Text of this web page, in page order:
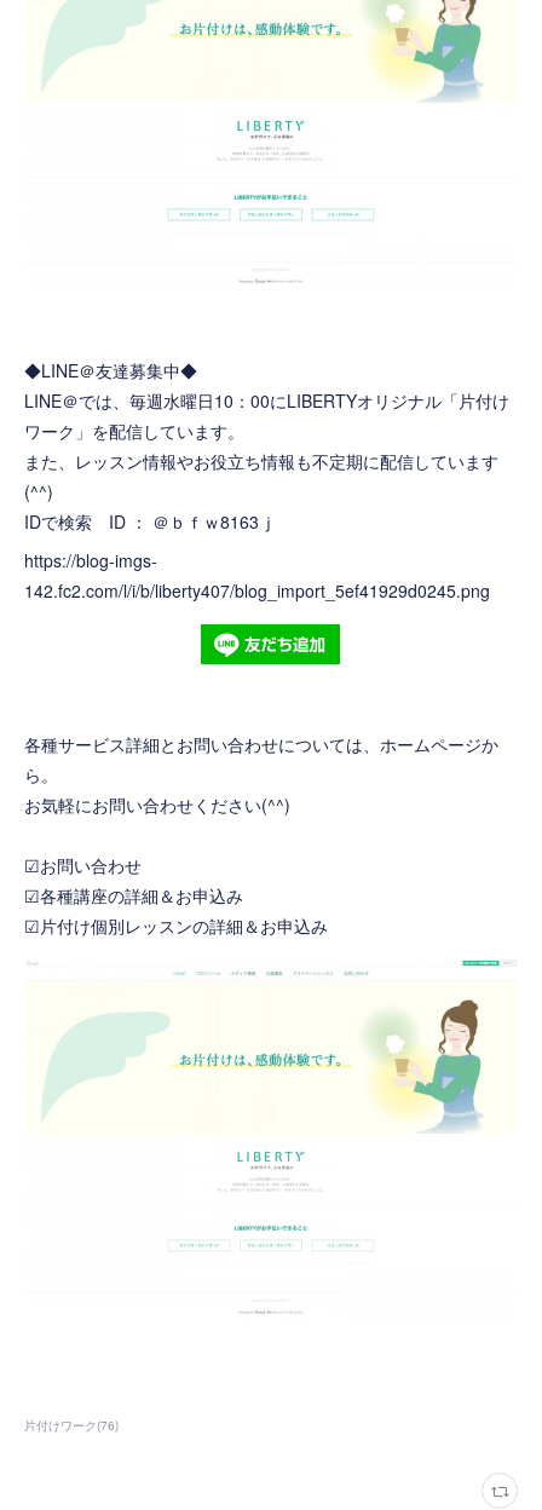
◆LINE＠友達募集中◆
LINE＠では、毎週水曜日10：00にLIBERTYオリジナル「片付け
ワーク」を配信しています。
また、レッスン情報やお役立ち情報も不定期に配信しています
(^^)
IDで検索 ID ： ＠ｂｆｗ8163ｊ
https://blog-imgs-
142.fc2.com/l/i/b/liberty407/blog_import_5ef41929d0245.png
各種サービス詳細とお問い合わせについては、ホームページか
ら。
お気軽にお問い合わせください(^^)
☑お問い合わせ
☑各種講座の詳細＆お申込み
☑片付け個別レッスンの詳細＆お申込み
片付けワーク(76)